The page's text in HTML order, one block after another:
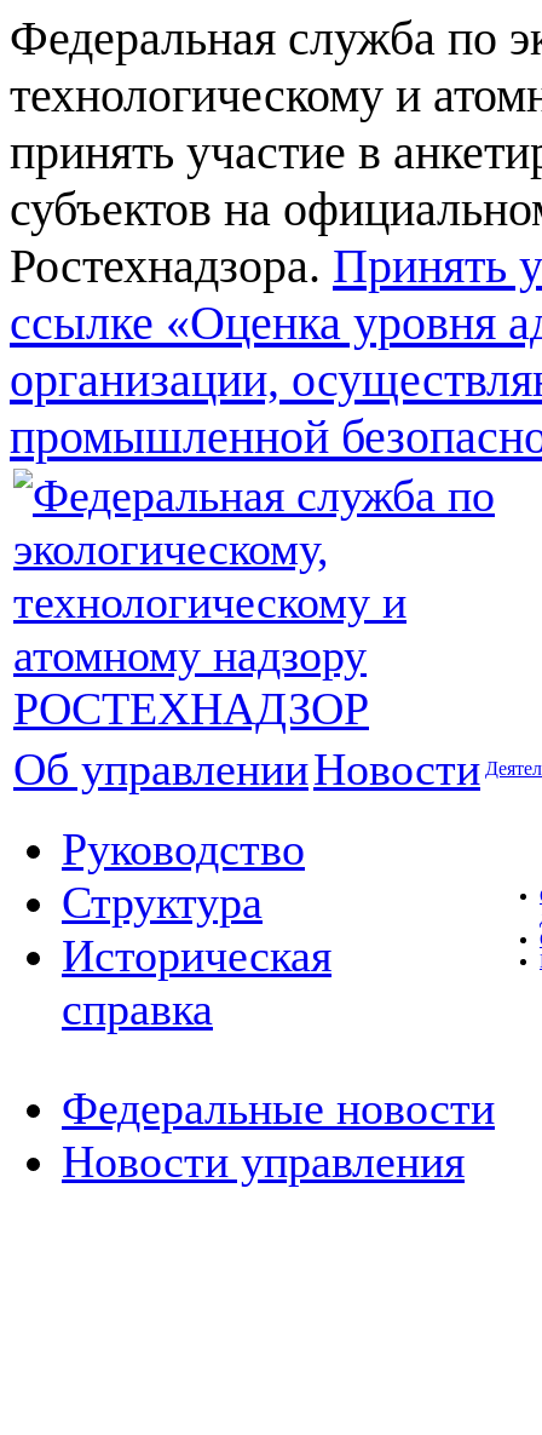
Федеральная служба по
технологическому и
принять участие в
субъектов на
Ростехнадзора. Принять
ссылке «Оценка уровня
организации,
промышленной
Об управленииНовости
Руководство
Структура
Историческая
справка
Федеральные новости
Новости управления